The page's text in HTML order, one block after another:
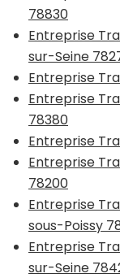
78830
Entreprise
sur-Seine
Entreprise
Entreprise
78380
Entreprise
Entreprise
78200
Entreprise
sous-Poissy
Entreprise
sur-Seine